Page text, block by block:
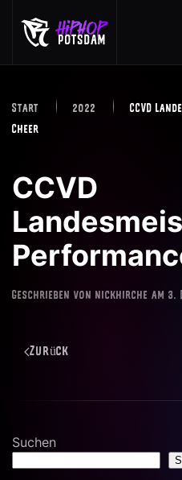
Skip to main content
Start 2022
CCVD
Cheer
CCVD
Geschrieben von nickhirche am 3.
Zurück
Suchen